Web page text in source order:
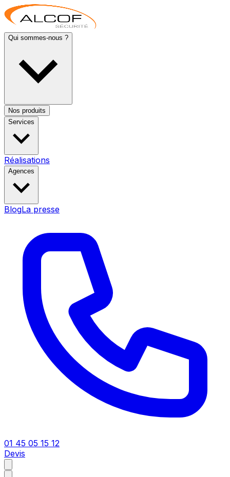
Qui sommes-nous ?
Nos produits
Services
Réalisations
Agences
BlogLa presse
01 45 05 15 12
Devis